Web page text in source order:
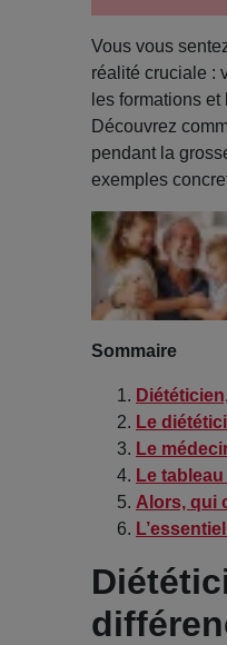
Vous vous
réalité cruciale :
les formations
Découvrez
pendant la
exemples
Sommaire
Le
Le
Le
Alors, qui